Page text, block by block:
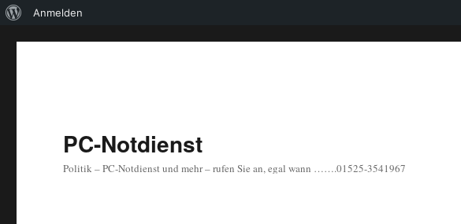
Über
Anmelden
PC-Notdienst
Politik – PC-Notdienst und mehr – rufen Sie an, egal wann …….01525-3541967